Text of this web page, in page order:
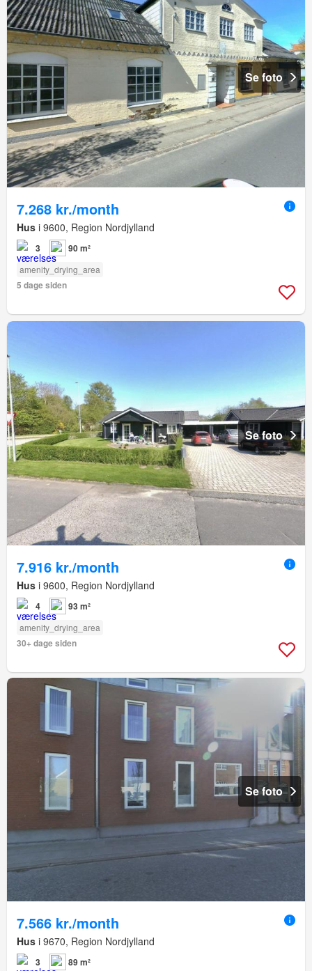
Se foto
7.268 kr./month
Hus i 9600, Region Nordjylland
3 90 m²
amenity_drying_area
5 dage siden
Se foto
7.916 kr./month
Hus i 9600, Region Nordjylland
4 93 m²
amenity_drying_area
30+ dage siden
Se foto
7.566 kr./month
Hus i 9670, Region Nordjylland
3 89 m²